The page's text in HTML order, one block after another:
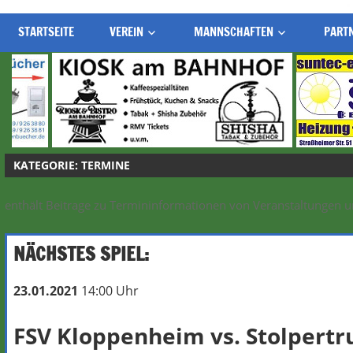
STARTSEITE VEREIN MANNSCHAFTEN
KATEGORIE:TERMINE
enthält Beitrage zu Termininformationen von Veranstaltungen
NÄCHSTES SPIEL:
23.01.2021 14:00 Uhr
FSV Kloppenheim vs.